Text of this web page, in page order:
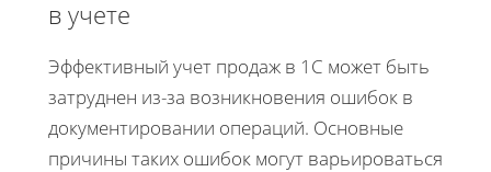
в учете
Эффективный учет продаж в 1С может быть
затруднен из-за возникновения ошибок в
документировании операций. Основные
причины таких ошибок могут варьироваться